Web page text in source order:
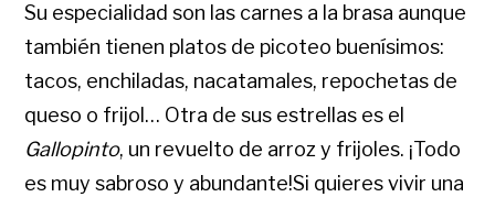
Su especialidad son las carnes a la brasa aunque
también tienen platos de picoteo buenísimos:
tacos, enchiladas, nacatamales, repochetas de
queso o frijol… Otra de sus estrellas es el
Gallopinto, un revuelto de arroz y frijoles. ¡Todo
es muy sabroso y abundante!Si quieres vivir una